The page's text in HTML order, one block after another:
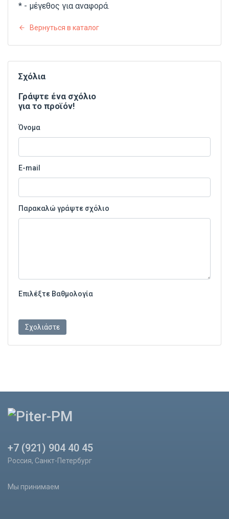
* - μέγεθος για αναφορά.
Вернуться в каталог
Σχόλια
Γράψτε ένα σχόλιο
για το προϊόν!
Όνομα
E-mail
Παρακαλώ γράψτε σχόλιο
Επιλέξτε Βαθμολογία
+7 (921) 904 40 45
Россия, Санкт-Петербург
Мы принимаем